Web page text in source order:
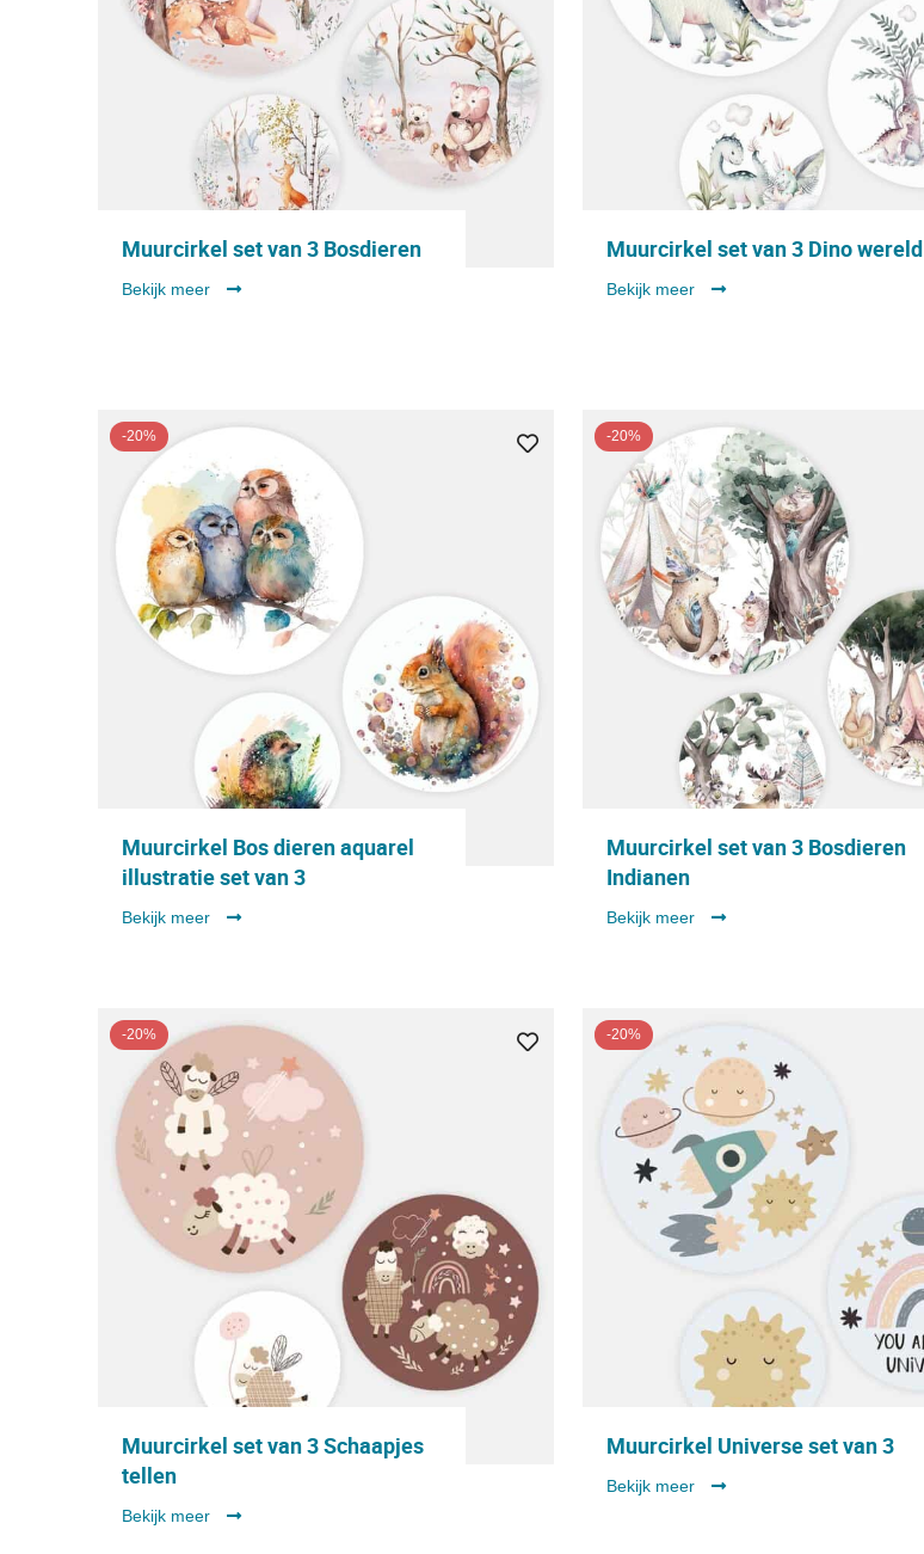
Muurcirkel set van 3 Bosdieren
Bekijk meer
Muurcirkel set van 3 Dino wereld
Bekijk meer
-20%
Muurcirkel Bos dieren aquarel
illustratie set van 3
Bekijk meer
-20%
Muurcirkel set van 3 Bosdieren
Indianen
Bekijk meer
-20%
Muurcirkel set van 3 Schaapjes
tellen
Bekijk meer
-20%
Muurcirkel Universe set van 3
Bekijk meer